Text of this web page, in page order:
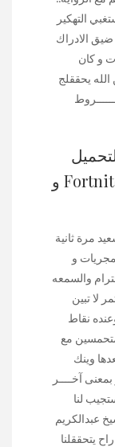
التهكير
الادراك
و كان
يحققلج
الالعاب المدفوعة مجانا مثل Fortnite و
مرة ثانية
و
والسمعه
لا تبين
نقاط
مع
وينك
آخــــر
لنا
عبدالكريم
يتحققلنا